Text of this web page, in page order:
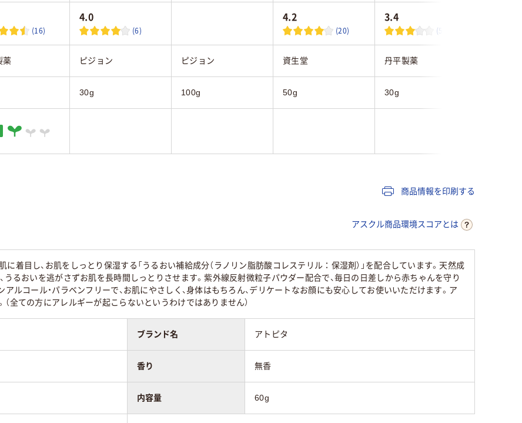
(16)
4.0
(6)
4.2
(20)
3.4
(5)
薬 ピジョン ピジョン 資生堂 丹平製薬
30g 100g 50g 30g
商品情報を印刷する
アスクル商品環境スコアとは
に着目し、お肌をしっとり保湿する「うるおい補給成分（ラノリン脂肪酸コレステリル：保湿剤）」を配合しています。天然成
、うるおいを逃がさずお肌を長時間しっとりさせます。紫外線反射微粒子パウダー配合で、毎日の日差しから赤ちゃんを守り
アルコール・パラベンフリーで、お肌にやさしく、身体はもちろん、デリケートなお顔にも安心してお使いいただけます。ア
（全ての方にアレルギーが起こらないというわけではありません）
ブランド名 アトピタ
香り 無香
内容量 60g